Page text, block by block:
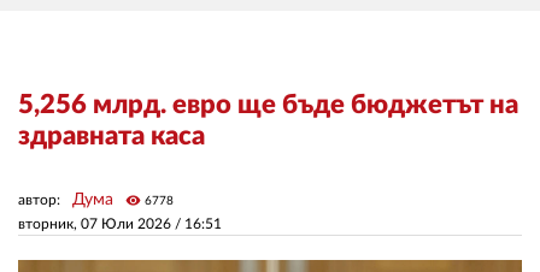
5,256 млрд. евро ще бъде бюджетът на
здравната каса
вторник, 07 Юли 2026 / 16:51
автор: Дума visibility 6778
ДРУГИ
АВТОРИ